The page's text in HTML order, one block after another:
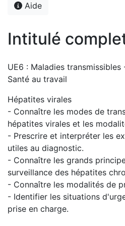
Aide
Intitulé
UE6 : Maladies
Santé au travail
Hépatites virales
- Connaître les modes de
hépatites virales et les
- Prescrire et interpréter les
utiles au diagnostic.
- Connaître les grands
surveillance des hépatites
- Connaître les modalités de
- Identifier les situations
prise en charge.